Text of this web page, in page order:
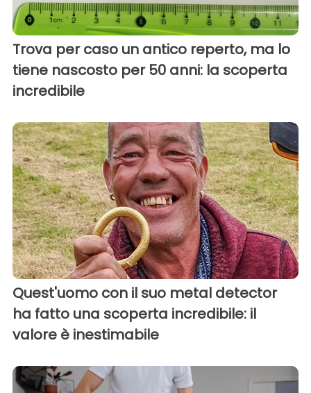
Trova per caso un antico reperto, ma lo
tiene nascosto per 50 anni: la scoperta
incredibile
Quest'uomo con il suo metal detector
ha fatto una scoperta incredibile: il
valore è inestimabile